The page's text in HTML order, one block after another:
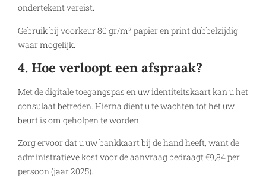
ondertekent vereist.
Gebruik bij voorkeur 80 gr/m² papier en print dubbelzijdig
waar mogelijk.
4. Hoe verloopt een afspraak?
Met de digitale toegangspas en uw identiteitskaart kan u het
consulaat betreden. Hierna dient u te wachten tot het uw
beurt is om geholpen te worden.
Zorg ervoor dat u uw bankkaart bij de hand heeft, want de
administratieve kost voor de aanvraag bedraagt €9,84 per
persoon (jaar 2025).